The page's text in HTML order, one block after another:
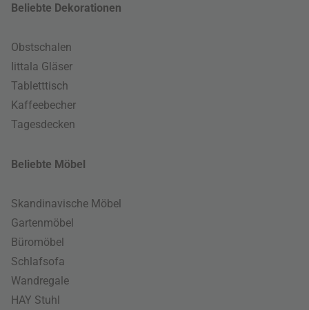
Beliebte Dekorationen
Obstschalen
Iittala Gläser
Tabletttisch
Kaffeebecher
Tagesdecken
Beliebte Möbel
Skandinavische Möbel
Gartenmöbel
Büromöbel
Schlafsofa
Wandregale
HAY Stuhl